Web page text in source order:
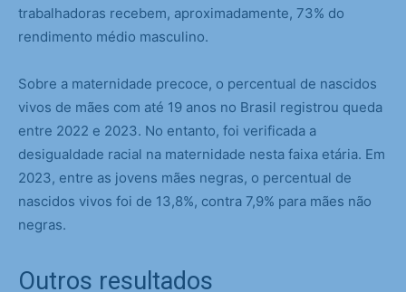
trabalhadoras recebem, aproximadamente, 73% do
rendimento médio masculino.
Sobre a maternidade precoce, o percentual de nascidos
vivos de mães com até 19 anos no Brasil registrou queda
entre 2022 e 2023. No entanto, foi verificada a
desigualdade racial na maternidade nesta faixa etária. Em
2023, entre as jovens mães negras, o percentual de
nascidos vivos foi de 13,8%, contra 7,9% para mães não
negras.
Outros resultados